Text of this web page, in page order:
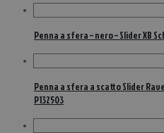
Penna a sfera – nero – Slider XB
Penna a sfera a scatto Slider
P132503